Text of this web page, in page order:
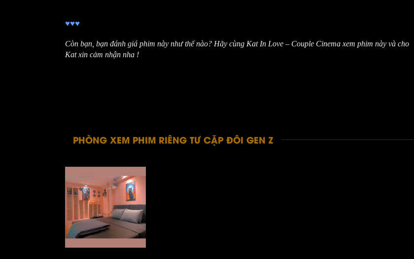
♥♥♥
Còn bạn, bạn đánh giá phim này như thế nào? Hãy cùng Kat In Love – Couple Cinema xem phim này và cho
Kat xin cảm nhận nha !
PHÒNG XEM PHIM RIÊNG TƯ CẶP ĐÔI GEN Z